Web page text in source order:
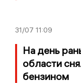
31/07 11:09
На день
области
бензином